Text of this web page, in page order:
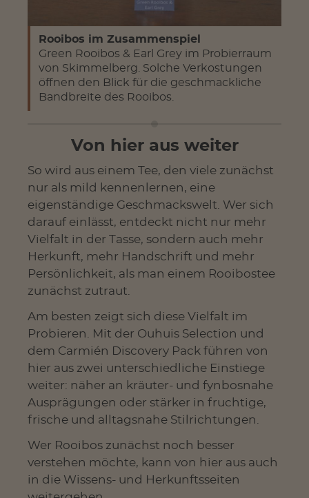
Rooibos im Zusammenspiel
Green Rooibos & Earl Grey im Probierraum
von Skimmelberg. Solche Verkostungen
öffnen den Blick für die geschmackliche
Bandbreite des Rooibos.
Von hier aus weiter
So wird aus einem Tee, den viele zunächst
nur als mild kennenlernen, eine
eigenständige Geschmackswelt. Wer sich
darauf einlässt, entdeckt nicht nur mehr
Vielfalt in der Tasse, sondern auch mehr
Herkunft, mehr Handschrift und mehr
Persönlichkeit, als man einem Rooibostee
zunächst zutraut.
Am besten zeigt sich diese Vielfalt im
Probieren. Mit der Ouhuis Selection und
dem Carmién Discovery Pack führen von
hier aus zwei unterschiedliche Einstiege
weiter: näher an kräuter- und fynbosnahe
Ausprägungen oder stärker in fruchtige,
frische und alltagsnahe Stilrichtungen.
Wer Rooibos zunächst noch besser
verstehen möchte, kann von hier aus auch
in die Wissens- und Herkunftsseiten